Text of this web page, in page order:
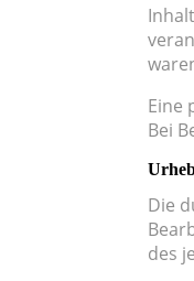
Eine
Bei
Die
des